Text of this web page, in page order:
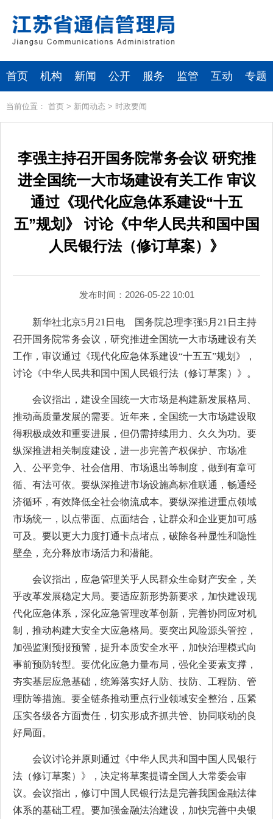
首页 机构 新闻 公开 服务 监管 互动 专题
当前位置： 首页 > 新闻动态 > 时政要闻
李强主持召开国务院常务会议 研究推
进全国统一大市场建设有关工作 审议
通过《现代化应急体系建设“十五
五”规划》 讨论《中华人民共和国中国
人民银行法（修订草案）》
发布时间：2026-05-22 10:01
新华社北京5月21日电 国务院总理李强5月21日主持
召开国务院常务会议，研究推进全国统一大市场建设有关
工作，审议通过《现代化应急体系建设“十五五”规划》，
讨论《中华人民共和国中国人民银行法（修订草案）》。
会议指出，建设全国统一大市场是构建新发展格局、
推动高质量发展的需要。近年来，全国统一大市场建设取
得积极成效和重要进展，但仍需持续用力、久久为功。要
纵深推进相关制度建设，进一步完善产权保护、市场准
入、公平竞争、社会信用、市场退出等制度，做到有章可
循、有法可依。要纵深推进市场设施高标准联通，畅通经
济循环，有效降低全社会物流成本。要纵深推进重点领域
市场统一，以点带面、点面结合，让群众和企业更加可感
可及。要以更大力度打通卡点堵点，破除各种显性和隐性
壁垒，充分释放市场活力和潜能。
会议指出，应急管理关乎人民群众生命财产安全，关
乎改革发展稳定大局。要适应新形势新要求，加快建设现
代化应急体系，深化应急管理改革创新，完善协同应对机
制，推动构建大安全大应急格局。要突出风险源头管控，
加强监测预报预警，提升本质安全水平，加快治理模式向
事前预防转型。要优化应急力量布局，强化全要素支撑，
夯实基层应急基础，统筹落实好人防、技防、工程防、管
理防等措施。要全链条推动重点行业领域安全整治，压紧
压实各级各方面责任，切实形成齐抓共管、协同联动的良
好局面。
会议讨论并原则通过《中华人民共和国中国人民银行
法（修订草案）》，决定将草案提请全国人大常委会审
议。会议指出，修订中国人民银行法是完善我国金融法律
体系的基础工程。要加强金融法治建设，加快完善中央银